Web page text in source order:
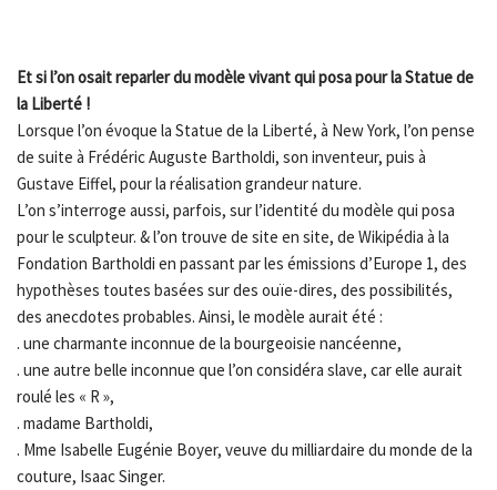
Et si l’on osait reparler du modèle vivant qui posa pour la Statue de
la Liberté !
Lorsque l’on évoque la Statue de la Liberté, à New York, l’on pense
de suite à Frédéric Auguste Bartholdi, son inventeur, puis à
Gustave Eiffel, pour la réalisation grandeur nature.
L’on s’interroge aussi, parfois, sur l’identité du modèle qui posa
pour le sculpteur. & l’on trouve de site en site, de Wikipédia à la
Fondation Bartholdi en passant par les émissions d’Europe 1, des
hypothèses toutes basées sur des ouïe-dires, des possibilités,
des anecdotes probables. Ainsi, le modèle aurait été :
. une charmante inconnue de la bourgeoisie nancéenne,
. une autre belle inconnue que l’on considéra slave, car elle aurait
roulé les « R »,
. madame Bartholdi,
. Mme Isabelle Eugénie Boyer, veuve du milliardaire du monde de la
couture, Isaac Singer.